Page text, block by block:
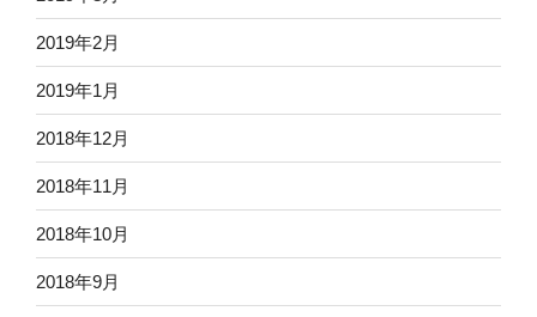
2019年2月
2019年1月
2018年12月
2018年11月
2018年10月
2018年9月